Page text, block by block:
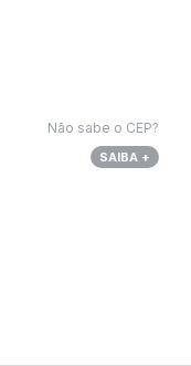
Não sabe o CEP?
SAIBA +